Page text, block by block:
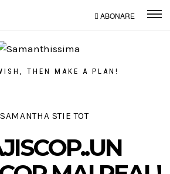
ABONARE
THEN MAKE A PLAN!
SAMANTHA STIE TOT